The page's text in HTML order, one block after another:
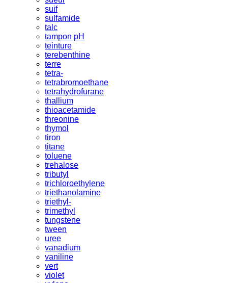
suif
sulfamide
talc
tampon pH
teinture
terebenthine
terre
tetra-
tetrabromoethane
tetrahydrofurane
thallium
thioacetamide
threonine
thymol
tiron
titane
toluene
trehalose
tributyl
trichloroethylene
triethanolamine
triethyl-
trimethyl
tungstene
tween
uree
vanadium
vaniline
vert
violet